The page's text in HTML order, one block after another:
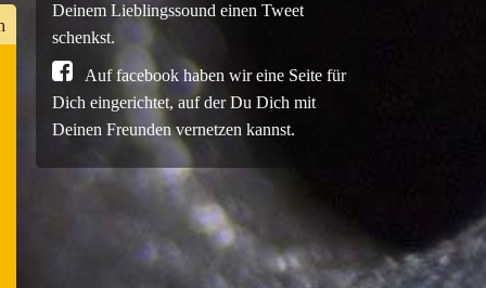
Deinem Lieblingssound einen Tweet
schenkst.
Auf facebook haben wir eine Seite für
Dich eingerichtet, auf der Du Dich mit
Deinen Freunden vernetzen kannst.